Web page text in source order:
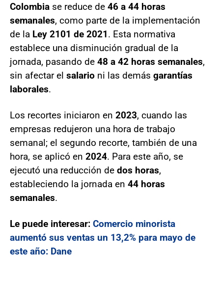
Colombia se reduce de 46 a 44 horas
semanales, como parte de la implementación
de la Ley 2101 de 2021. Esta normativa
establece una disminución gradual de la
jornada, pasando de 48 a 42 horas semanales,
sin afectar el salario ni las demás garantías
laborales.
Los recortes iniciaron en 2023, cuando las
empresas redujeron una hora de trabajo
semanal; el segundo recorte, también de una
hora, se aplicó en 2024. Para este año, se
ejecutó una reducción de dos horas,
estableciendo la jornada en 44 horas
semanales.
Le puede interesar: Comercio minorista
aumentó sus ventas un 13,2% para mayo de
este año: Dane